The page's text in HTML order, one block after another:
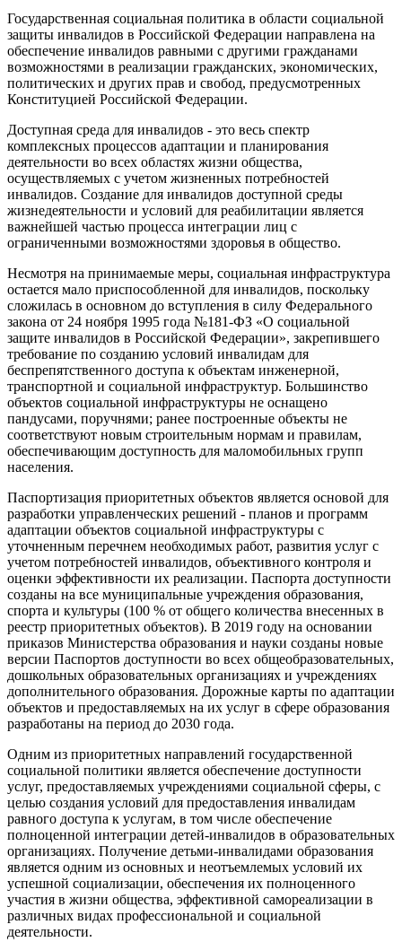
Государственная социальная политика в области социальной
защиты инвалидов в Российской Федерации направлена на
обеспечение инвалидов равными с другими гражданами
возможностями в реализации гражданских, экономических,
политических и других прав и свобод, предусмотренных
Конституцией Российской Федерации.
Доступная среда для инвалидов - это весь спектр
комплексных процессов адаптации и планирования
деятельности во всех областях жизни общества,
осуществляемых с учетом жизненных потребностей
инвалидов. Создание для инвалидов доступной среды
жизнедеятельности и условий для реабилитации является
важнейшей частью процесса интеграции лиц с
ограниченными возможностями здоровья в общество.
Несмотря на принимаемые меры, социальная инфраструктура
остается мало приспособленной для инвалидов, поскольку
сложилась в основном до вступления в силу Федерального
закона от 24 ноября 1995 года №181-ФЗ «О социальной
защите инвалидов в Российской Федерации», закрепившего
требование по созданию условий инвалидам для
беспрепятственного доступа к объектам инженерной,
транспортной и социальной инфраструктур. Большинство
объектов социальной инфраструктуры не оснащено
пандусами, поручнями; ранее построенные объекты не
соответствуют новым строительным нормам и правилам,
обеспечивающим доступность для маломобильных групп
населения.
Паспортизация приоритетных объектов является основой для
разработки управленческих решений - планов и программ
адаптации объектов социальной инфраструктуры с
уточненным перечнем необходимых работ, развития услуг с
учетом потребностей инвалидов, объективного контроля и
оценки эффективности их реализации. Паспорта доступности
созданы на все муниципальные учреждения образования,
спорта и культуры (100 % от общего количества внесенных в
реестр приоритетных объектов). В 2019 году на основании
приказов Министерства образования и науки созданы новые
версии Паспортов доступности во всех общеобразовательных,
дошкольных образовательных организациях и учреждениях
дополнительного образования. Дорожные карты по адаптации
объектов и предоставляемых на их услуг в сфере образования
разработаны на период до 2030 года.
Одним из приоритетных направлений государственной
социальной политики является обеспечение доступности
услуг, предоставляемых учреждениями социальной сферы, с
целью создания условий для предоставления инвалидам
равного доступа к услугам, в том числе обеспечение
полноценной интеграции детей-инвалидов в образовательных
организациях. Получение детьми-инвалидами образования
является одним из основных и неотъемлемых условий их
успешной социализации, обеспечения их полноценного
участия в жизни общества, эффективной самореализации в
различных видах профессиональной и социальной
деятельности.